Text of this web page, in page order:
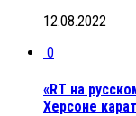
12.08.2022
0
«RT на
Херсоне